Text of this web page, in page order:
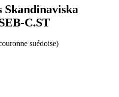
Skandinaviska
C.ST
suédoise)